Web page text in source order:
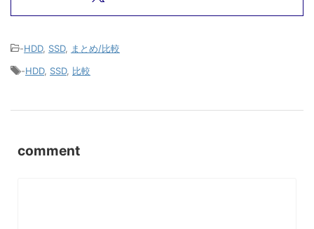
-HDD, SSD,
まとめ/比較
-HDD, SSD, 比較
comment